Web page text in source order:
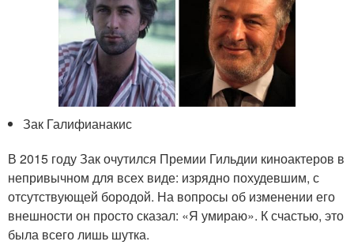
Зак Галифианакис
В 2015 году Зак очутился Премии Гильдии киноактеров в
непривычном для всех виде: изрядно похудевшим, с
отсутствующей бородой. На вопросы об изменении его
внешности он просто сказал: «Я умираю». К счастью, это
была всего лишь шутка.